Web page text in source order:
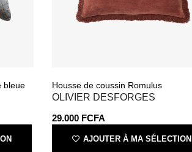
bleue Housse de coussin Romulus
OLIVIER DESFORGES
29.000 FCFA
AJOUTER À MA SÉLECTION